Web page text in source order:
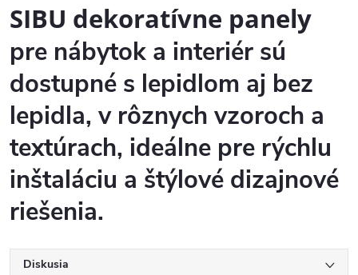
SIBU dekoratívne panely
pre nábytok a interiér sú
dostupné s lepidlom aj bez
lepidla, v rôznych vzoroch a
textúrach, ideálne pre rýchlu
inštaláciu a štýlové dizajnové
riešenia.
Diskusia